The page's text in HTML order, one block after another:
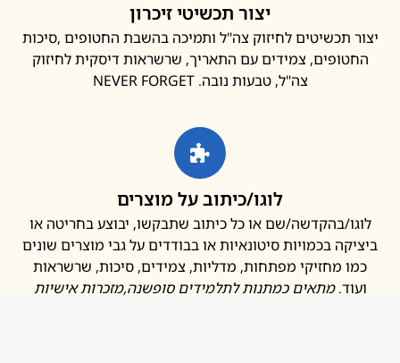
יצור תכשיטי זיכרון
תכשיטים לחיזוק צה"ל ותמיכה בהשבת החטופים ,סיכות
צמידים עם התאריך, שרשראות דיסקית לחיזוק
צה"ל, טבעות נובה. NEVER FORGET
לוגו/כיתוב על מוצרים
בהקדשה/שם או כל כיתוב שתבקשו, יבוצע בחריטה או
בכמויות סיטונאיות או בבודדים על גבי מוצרים שונים
מחזיקי מפתחות, מדליות, צמידים, סיכות, שרשראות
מתאים כמתנות לתלמידים סופשנה,מזכרות אישיות